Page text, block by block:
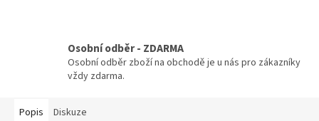
Osobní odběr - ZDARMA
Osobní odběr zboží na obchodě je u nás pro zákazníky
vždy zdarma.
Popis Diskuze